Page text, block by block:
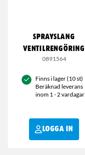
SPRAYSLANG
VENTILRENGÖRING
0891564
Finns i lager (10 st)
Beräknad leverans
inom 1 - 2 vardagar
LOGGA IN